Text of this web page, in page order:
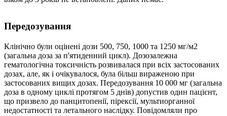
Передозування
Клінічно були оцінені дози 500, 750, 1000 та 1250 мг/м2
(загальна доза за п'ятиденний цикл). Дозозалежна
гематологічна токсичність розвивалася при всіх застосованих
дозах, але, як і очікувалося, була більш вираженою при
застосованих вищих дозах. Передозування 10 000 мг (загальна
доза в одному циклі протягом 5 днів) допустив один пацієнт,
що призвело до панцитопенії, пірексії, мультиорганної
недостатності та летального наслідку. Повідомляли про